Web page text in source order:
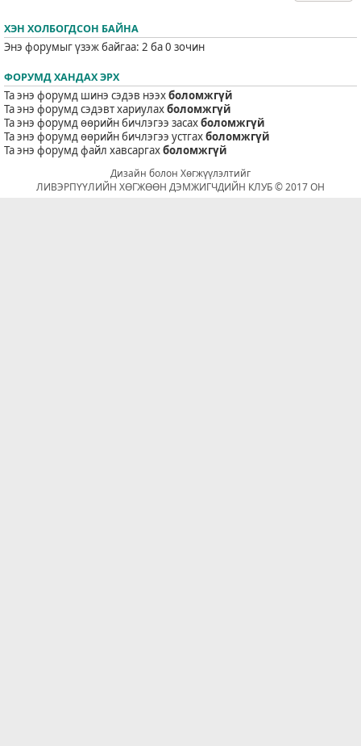
ХЭН ХОЛБОГДСОН БАЙНА
Энэ форумыг үзэж байгаа: 2 ба 0 зочин
ФОРУМД ХАНДАХ ЭРХ
Та энэ форумд шинэ сэдэв нээхболомжгүй
Та энэ форумд сэдэвт хариулахболомжгүй
Та энэ форумд өөрийн бичлэгээ засахболомжгүй
Та энэ форумд өөрийн бичлэгээ устгахболомжгүй
Та энэ форумд файл хавсаргахболомжгүй
Дизайн болон Хөгжүүлэлтийг
ЛИВЭРПҮҮЛИЙН ХӨГЖӨӨН ДЭМЖИГЧДИЙН КЛУБ © 2017 ОН